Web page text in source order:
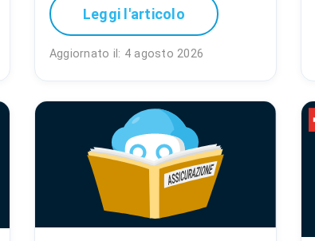
Leggi l'articolo
Aggiornato il: 4 agosto 2026